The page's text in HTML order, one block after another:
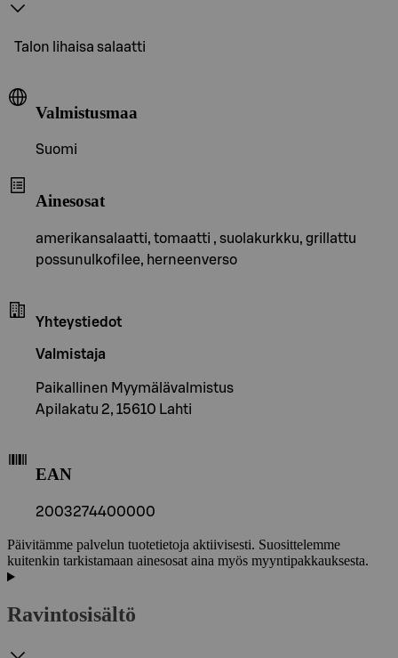
Talon lihaisa salaatti
Valmistusmaa
Suomi
Ainesosat
amerikansalaatti, tomaatti , suolakurkku, grillattu
possunulkofilee, herneenverso
Yhteystiedot
Valmistaja
Paikallinen Myymälävalmistus
Apilakatu 2, 15610 Lahti
EAN
2003274400000
Päivitämme palvelun tuotetietoja aktiivisesti. Suosittelemme
kuitenkin tarkistamaan ainesosat aina myös myyntipakkauksesta.
Ravintosisältö